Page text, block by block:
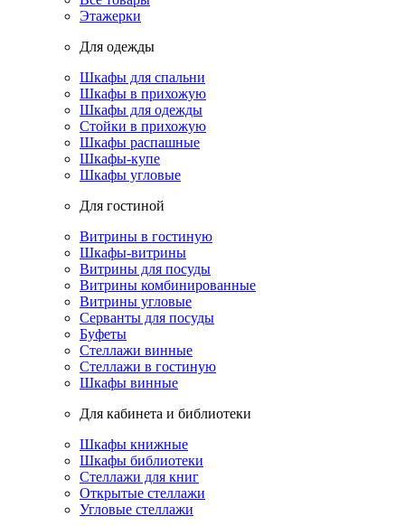
Этажерки
Для одежды
Шкафы для спальни
Шкафы в прихожую
Шкафы для одежды
Стойки в прихожую
Шкафы распашные
Шкафы-купе
Шкафы угловые
Для гостиной
Витрины в гостиную
Шкафы-витрины
Витрины для посуды
Витрины комбинированные
Витрины угловые
Серванты для посуды
Буфеты
Стеллажи винные
Стеллажи в гостиную
Шкафы винные
Для кабинета и библиотеки
Шкафы книжные
Шкафы библиотеки
Стеллажи для книг
Открытые стеллажи
Угловые стеллажи